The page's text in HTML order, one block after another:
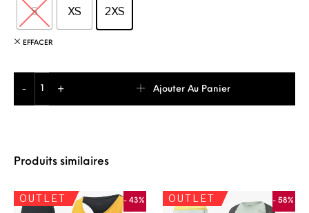
S XS 2XS
EFFACER
-
+
Ajouter Au Panier
Produits similaires
- 43%
OUTLET - 58%
OUTLET